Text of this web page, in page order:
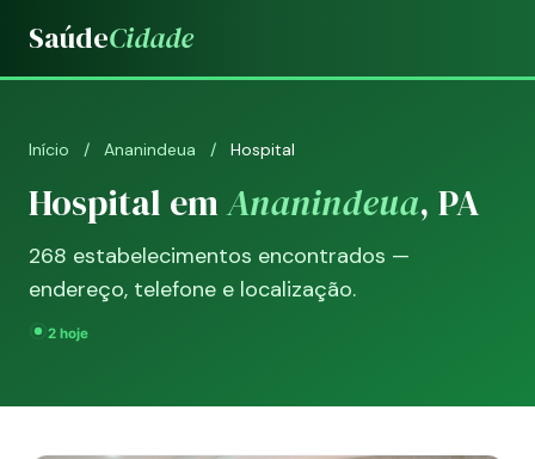
SaúdeCidade
Início / Ananindeua / Hospital
Hospital emAnanindeua, PA
268 estabelecimentos encontrados —
endereço, telefone e localização.